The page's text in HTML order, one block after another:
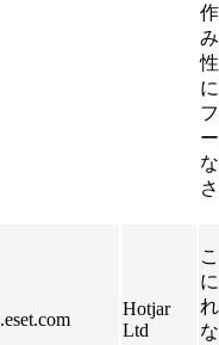
.eset.com
Hotjar
Ltd